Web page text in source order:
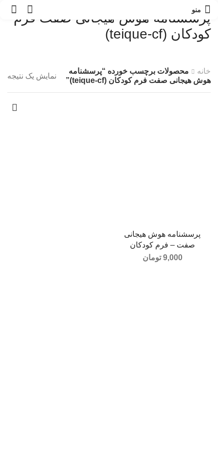
منو 0
پرسشنامه هوش هیجانی صفت فرم
کودکان (teique-cf)
خانه
محصولات برچسب خورده “پرسشنامه
هوش هیجانی صفت فرم کودکان (teique-cf)”
نمایش یک نتیجه
پرسشنامه هوش هیجانی
صفت – فرم کودکان
9,000 تومان